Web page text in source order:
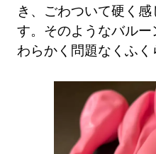
き、ごわついて硬く
す。そのようなバル
わらかく問題なくふく